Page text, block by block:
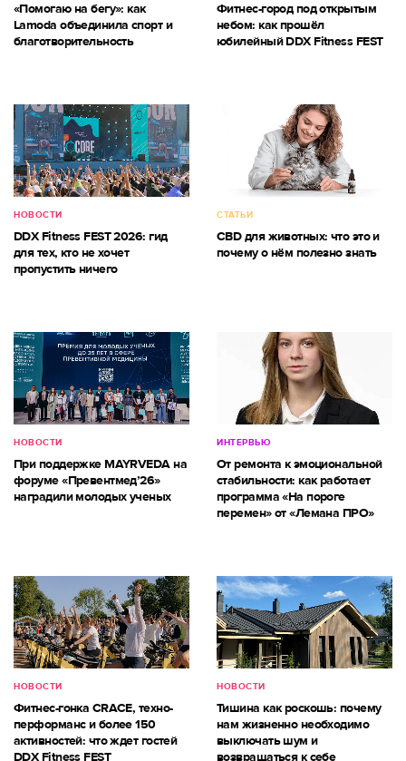
«Помогаю на бегу»: как
Lamoda объединила спорт и
благотворительность
Фитнес-город под открытым
небом: как прошёл
юбилейный DDX Fitness FEST
НОВОСТИ
DDX Fitness FEST 2026: гид
для тех, кто не хочет
пропустить ничего
СТАТЬИ
CBD для животных: что это и
почему о нём полезно знать
НОВОСТИ
При поддержке MAYRVEDA на
форуме «Превентмед’26»
наградили молодых ученых
ИНТЕРВЬЮ
От ремонта к эмоциональной
стабильности: как работает
программа «На пороге
перемен» от «Лемана ПРО»
НОВОСТИ
Фитнес-гонка CRACE, техно-
перформанс и более 150
активностей: что ждет гостей
DDX Fitness FEST
НОВОСТИ
Тишина как роскошь: почему
нам жизненно необходимо
выключать шум и
возвращаться к себе